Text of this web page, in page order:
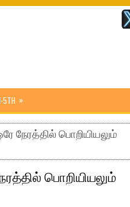
5TH »
நேரத்தில் பொறியியலும்
பொறியியலும்